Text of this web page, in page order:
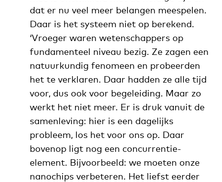
dat er nu veel meer belangen meespelen.
Daar is het systeem niet op berekend.
‘Vroeger waren wetenschappers op
fundamenteel niveau bezig. Ze zagen een
natuurkundig fenomeen en probeerden
het te verklaren. Daar hadden ze alle tijd
voor, dus ook voor begeleiding. Maar zo
werkt het niet meer. Er is druk vanuit de
samenleving: hier is een dagelijks
probleem, los het voor ons op. Daar
bovenop ligt nog een concurrentie-
element. Bijvoorbeeld: we moeten onze
nanochips verbeteren. Het liefst eerder